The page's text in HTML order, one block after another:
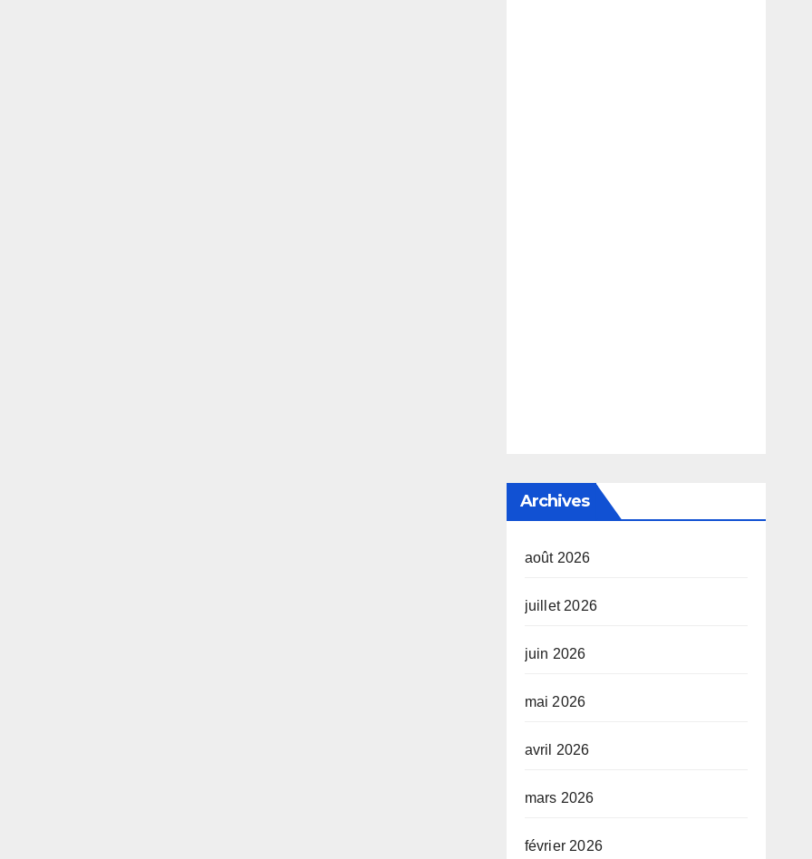
Archives
août 2026
juillet 2026
juin 2026
mai 2026
avril 2026
mars 2026
février 2026